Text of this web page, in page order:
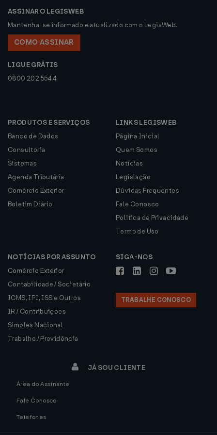
ASSINAR O LEGISWEB
Mantenha-se informado e atualizado com o LegisWeb.
COMO ASSINAR
LIGUE GRÁTIS
0800 202 5544
PRODUTOS E SERVIÇOS
Banco de Dados
Consultoria
Sistemas
Agenda Tributária
Comércio Exterior
Boletim Diário
LINKS LEGISWEB
Página Inicial
Quem Somos
Notícias
Legislação
Dúvidas Frequentes
Fale Conosco
Política de Privacidade
Termo de Uso
NOTÍCIAS POR ASSUNTO
Comércio Exterior
Contabilidade / Societário
ICMS, IPI, ISS e Outros
IR / Contribuições
Simples Nacional
Trabalho / Previdência
SIGA-NOS
TRABALHE CONOSCO
JÁ SOU CLIENTE
Área do Assinante
Fale Conosco
Telefones